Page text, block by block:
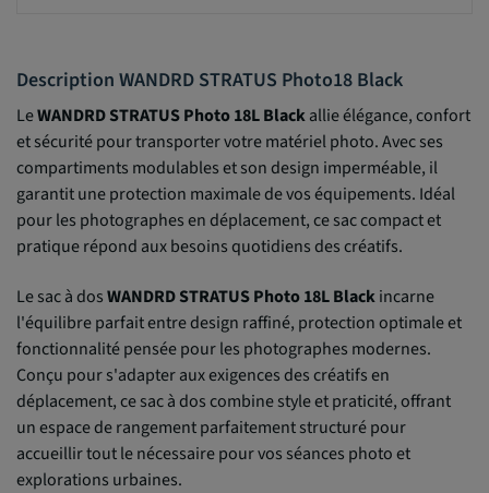
Description WANDRD STRATUS Photo18 Black
LeWANDRD STRATUS Photo 18L Blackallie élégance, confort
et sécurité pour transporter votre matériel photo. Avec ses
compartiments modulables et son design imperméable, il
garantit une protection maximale de vos équipements. Idéal
pour les photographes en déplacement, ce sac compact et
pratique répond aux besoins quotidiens des créatifs.
Le sac à dosWANDRD STRATUS Photo 18L Blackincarne
l'équilibre parfait entre design raffiné, protection optimale et
fonctionnalité pensée pour les photographes modernes.
Conçu pour s'adapter aux exigences des créatifs en
déplacement, ce sac à dos combine style et praticité, offrant
un espace de rangement parfaitement structuré pour
accueillir tout le nécessaire pour vos séances photo et
explorations urbaines.